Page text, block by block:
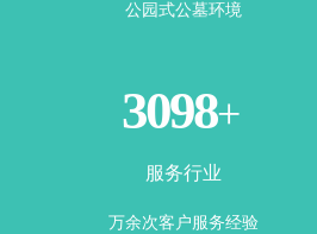
公园式公墓环境
3500+
服务行业
万余次客户服务经验